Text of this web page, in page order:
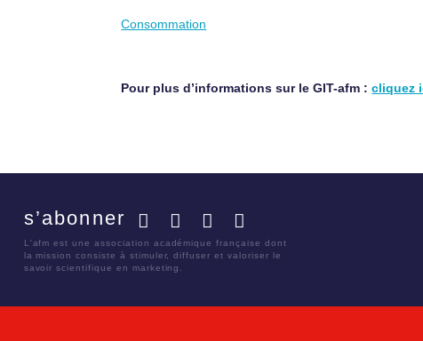
Consommation
Pour plus d’informations sur le GIT-afm :cliquez
s’abonner
L'afm est une association académique française dont
la mission consiste à stimuler, diffuser et valoriser le
savoir scientifique en marketing.